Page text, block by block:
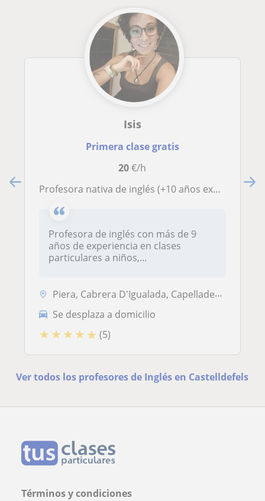
Isis
Primera clase gratis
20€/h
Profesora nativa de inglés (+10 años experiencia)| Clases personalizadas
Profesora de inglés con más de 9
años de experiencia en clases
particulares a niños,...
Piera, Cabrera D'Igualada, Capellades, Vallbona D'Anoia
Se desplaza a domicilio
★ ★ ★ ★ ★ (5)
Ver todos los profesores de Inglés en Castelldefels
Términos y condiciones